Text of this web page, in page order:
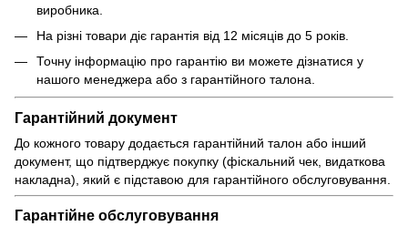
виробника.
На різні товари діє гарантія від 12 місяців до 5 років.
Точну інформацію про гарантію ви можете дізнатися у
нашого менеджера або з гарантійного талона.
Гарантійний документ
До кожного товару додається гарантійний талон або інший
документ, що підтверджує покупку (фіскальний чек, видаткова
накладна), який є підставою для гарантійного обслуговування.
Гарантійне обслуговування